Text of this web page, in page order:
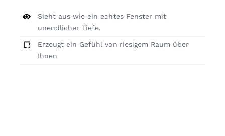
Sieht aus wie ein echtes Fenster mit
unendlicher Tiefe.
Erzeugt ein Gefühl von riesigem Raum über
Ihnen